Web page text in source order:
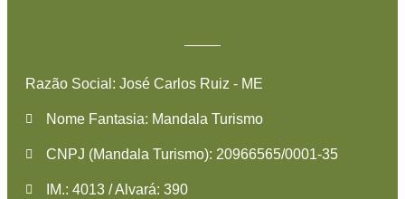
Razão Social: José Carlos Ruiz - ME
Nome Fantasia: Mandala Turismo
CNPJ (Mandala Turismo): 20966565/0001-35
IM.: 4013 / Alvará: 390